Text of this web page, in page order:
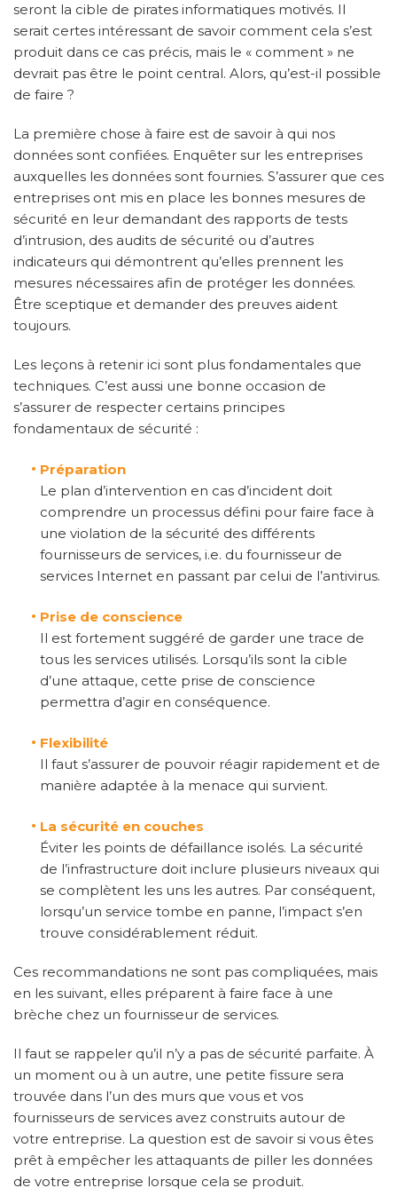
seront la cible de pirates informatiques motivés. Il
serait certes intéressant de savoir comment cela s’est
produit dans ce cas précis, mais le « comment » ne
devrait pas être le point central. Alors, qu’est-il possible
de faire ?
La première chose à faire est de savoir à qui nos
données sont confiées. Enquêter sur les entreprises
auxquelles les données sont fournies. S’assurer que ces
entreprises ont mis en place les bonnes mesures de
sécurité en leur demandant des rapports de tests
d’intrusion, des audits de sécurité ou d’autres
indicateurs qui démontrent qu’elles prennent les
mesures nécessaires afin de protéger les données.
Être sceptique et demander des preuves aident
toujours.
Les leçons à retenir ici sont plus fondamentales que
techniques. C’est aussi une bonne occasion de
s’assurer de respecter certains principes
fondamentaux de sécurité :
· Préparation
Le plan d’intervention en cas d’incident doit
comprendre un processus défini pour faire face à
une violation de la sécurité des différents
fournisseurs de services, i.e. du fournisseur de
services Internet en passant par celui de l’antivirus.
· Prise de conscience
Il est fortement suggéré de garder une trace de
tous les services utilisés. Lorsqu’ils sont la cible
d’une attaque, cette prise de conscience
permettra d’agir en conséquence.
· Flexibilité
Il faut s’assurer de pouvoir réagir rapidement et de
manière adaptée à la menace qui survient.
· La sécurité en couches
Éviter les points de défaillance isolés. La sécurité
de l’infrastructure doit inclure plusieurs niveaux qui
se complètent les uns les autres. Par conséquent,
lorsqu’un service tombe en panne, l’impact s’en
trouve considérablement réduit.
Ces recommandations ne sont pas compliquées, mais
en les suivant, elles préparent à faire face à une
brèche chez un fournisseur de services.
Il faut se rappeler qu’il n’y a pas de sécurité parfaite. À
un moment ou à un autre, une petite fissure sera
trouvée dans l’un des murs que vous et vos
fournisseurs de services avez construits autour de
votre entreprise. La question est de savoir si vous êtes
prêt à empêcher les attaquants de piller les données
de votre entreprise lorsque cela se produit.